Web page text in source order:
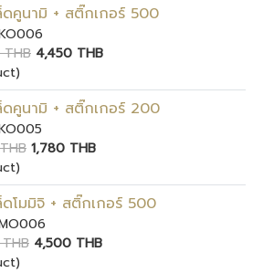
ดคูนามิ + สติ๊กเกอร์ 500
4,450 THB
ดคูนามิ + สติ๊กเกอร์ 200
1,780 THB
ดโมมิจิ + สติ๊กเกอร์ 500
4,500 THB